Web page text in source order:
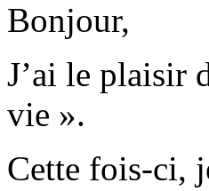
Bonjour,
J’ai le plaisir
vie ».
Cette fois-ci,